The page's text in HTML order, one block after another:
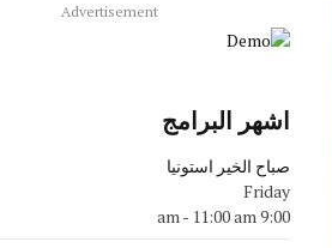
Advertisement
اشهر البرامج
صباح الخير استونيا
Friday
9:00 am
- 11:00 am